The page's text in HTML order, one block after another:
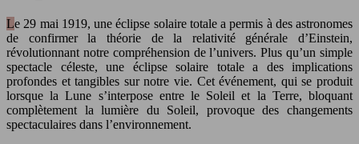
Le 29 mai 1919, une éclipse solaire totale a permis à des astronomes
de confirmer la théorie de la relativité générale d’Einstein,
révolutionnant notre compréhension de l’univers. Plus qu’un simple
spectacle céleste, une éclipse solaire totale a des implications
profondes et tangibles sur notre vie. Cet événement, qui se produit
lorsque la Lune s’interpose entre le Soleil et la Terre, bloquant
complètement la lumière du Soleil, provoque des changements
spectaculaires dans l’environnement.